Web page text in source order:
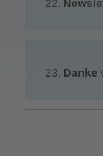
22.
23. Danke